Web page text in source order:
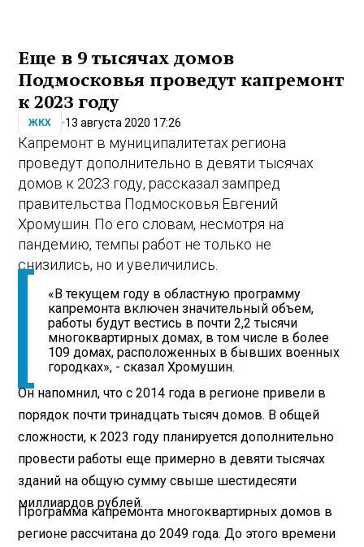
Еще в 9 тысячах домов
Подмосковья проведут капремонт
к 2023 году
ЖКХ 13 августа 2020 17:26
Капремонт в муниципалитетах региона
проведут дополнительно в девяти тысячах
домов к 2023 году, рассказал зампред
правительства Подмосковья Евгений
Хромушин. По его словам, несмотря на
пандемию, темпы работ не только не
снизились, но и увеличились.
«В текущем году в областную программу
капремонта включен значительный объем,
работы будут вестись в почти 2,2 тысячи
многоквартирных домах, в том числе в более
109 домах, расположенных в бывших военных
городках», - сказал Хромушин.
Он напомнил, что с 2014 года в регионе привели в
порядок почти тринадцать тысяч домов. В общей
сложности, к 2023 году планируется дополнительно
провести работы еще примерно в девяти тысячах
зданий на общую сумму свыше шестидесяти
миллиардов рублей.
Программа капремонта многоквартирных домов в
регионе рассчитана до 2049 года. До этого времени